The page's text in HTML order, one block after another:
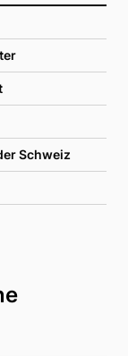
Schweiz